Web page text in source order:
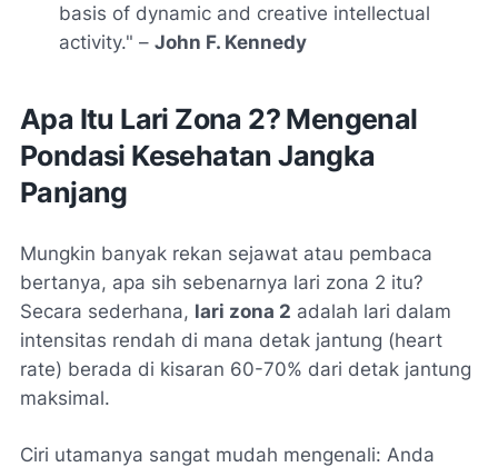
basis of dynamic and creative intellectual
activity." – John F. Kennedy
Apa Itu Lari Zona 2? Mengenal
Pondasi Kesehatan Jangka
Panjang
Mungkin banyak rekan sejawat atau pembaca
bertanya, apa sih sebenarnya lari zona 2 itu?
Secara sederhana, lari zona 2 adalah lari dalam
intensitas rendah di mana detak jantung (heart
rate) berada di kisaran 60-70% dari detak jantung
maksimal.
Ciri utamanya sangat mudah mengenali: Anda